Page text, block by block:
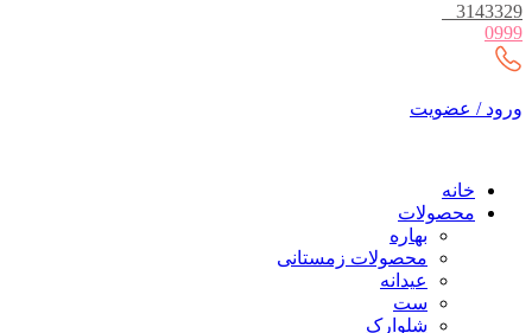
3143329
0999
ورود / عضویت
خانه
محصولات
بهاره
محصولات زمستانی
عیدانه
ست
شلوارک